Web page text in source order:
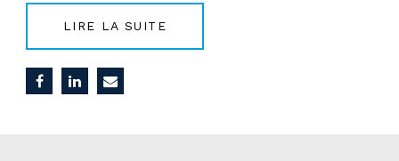
LIRE LA SUITE